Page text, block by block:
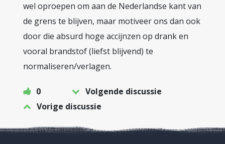
wel oproepen om aan de Nederlandse kant van
de grens te blijven, maar motiveer ons dan ook
door die absurd hoge accijnzen op drank en
vooral brandstof (liefst blijvend) te
normaliseren/verlagen.
0
Volgende discussie
Vorige discussie